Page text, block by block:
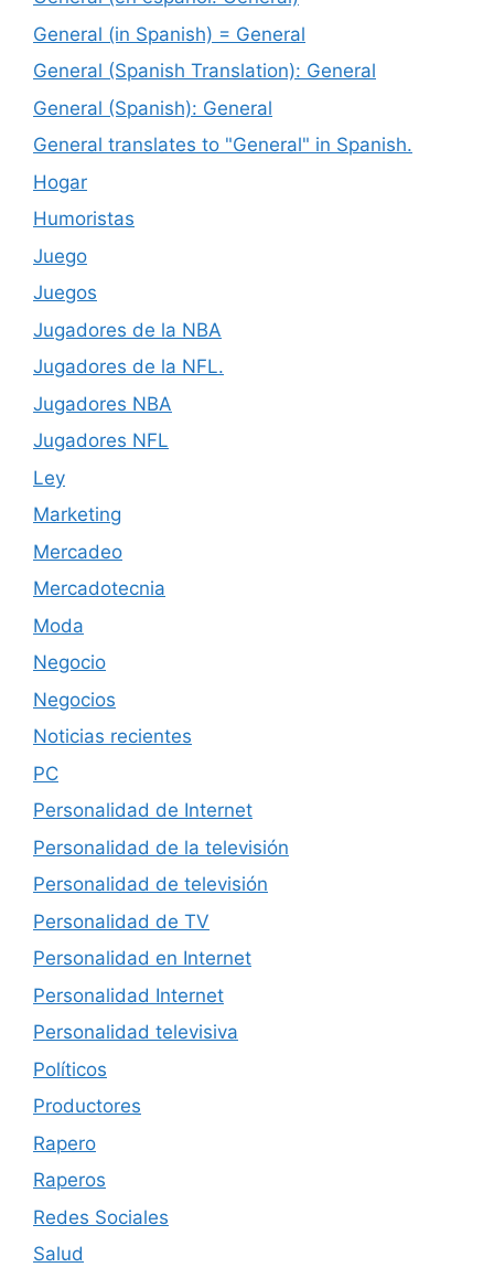
General (in Spanish) = General
General (Spanish Translation): General
General (Spanish): General
General translates to "General" in Spanish.
Hogar
Humoristas
Juego
Juegos
Jugadores de la NBA
Jugadores de la NFL.
Jugadores NBA
Jugadores NFL
Ley
Marketing
Mercadeo
Mercadotecnia
Moda
Negocio
Negocios
Noticias recientes
PC
Personalidad de Internet
Personalidad de la televisión
Personalidad de televisión
Personalidad de TV
Personalidad en Internet
Personalidad Internet
Personalidad televisiva
Políticos
Productores
Rapero
Raperos
Redes Sociales
Salud